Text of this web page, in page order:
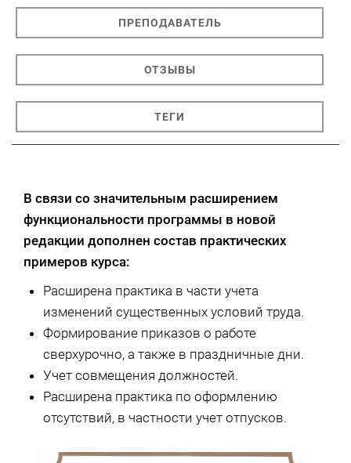
ПРЕПОДАВАТЕЛЬ
ОТЗЫВЫ
ТЕГИ
В связи со значительным расширением
функциональности программы в новой
редакции дополнен состав практических
примеров курса:
Расширена практика в части учета
изменений существенных условий труда.
Формирование приказов о работе
сверхурочно, а также в праздничные дни.
Учет совмещения должностей.
Расширена практика по оформлению
отсутствий, в частности учет отпусков.